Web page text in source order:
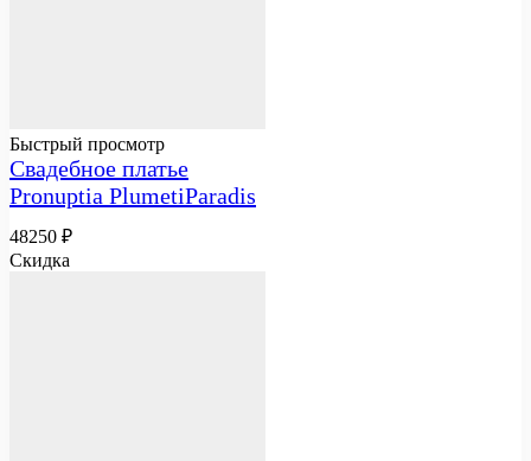
Быстрый просмотр
Свадебное платье
Pronuptia PlumetiParadis
48250 ₽
Скидка